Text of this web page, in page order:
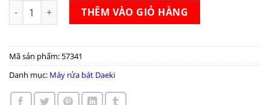
Máy rửa bát Daeki KDEU-8855S7DK số lượng
THÊM VÀO GIỎ HÀNG
Mã sản phẩm: 57341
Danh mục: Máy rửa bát Daeki